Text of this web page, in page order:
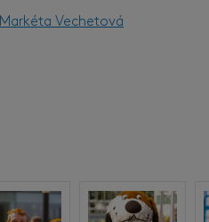
Vechetová